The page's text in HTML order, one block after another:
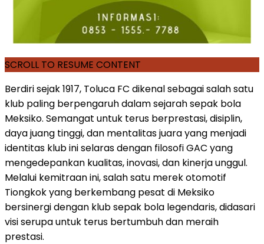
SCROLL TO RESUME CONTENT
Berdiri sejak 1917, Toluca FC dikenal sebagai salah satu
klub paling berpengaruh dalam sejarah sepak bola
Meksiko. Semangat untuk terus berprestasi, disiplin,
daya juang tinggi, dan mentalitas juara yang menjadi
identitas klub ini selaras dengan filosofi GAC yang
mengedepankan kualitas, inovasi, dan kinerja unggul.
Melalui kemitraan ini, salah satu merek otomotif
Tiongkok yang berkembang pesat di Meksiko
bersinergi dengan klub sepak bola legendaris, didasari
visi serupa untuk terus bertumbuh dan meraih
prestasi.